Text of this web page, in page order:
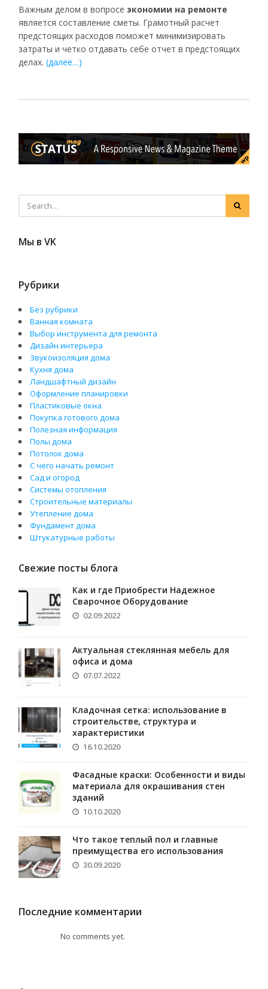
Важным делом в вопросе экономии на ремонте
является составление сметы. Грамотный расчет
предстоящих расходов поможет минимизировать
затраты и четко отдавать себе отчет в предстоящих
делах.(далее…)
Мы в VK
Рубрики
Без рубрики
Ванная комната
Выбор инструмента для ремонта
Дизайн интерьера
Звукоизоляция дома
Кухня дома
Ландшафтный дизайн
Оформление планировки
Пластиковые окна
Покупка готового дома
Полезная информация
Полы дома
Потолок дома
С чего начать ремонт
Сад и огород
Системы отопления
Строительные материалы
Утепление дома
Фундамент дома
Штукатурные работы
Свежие посты блога
Как и где Приобрести Надежное
Сварочное Оборудование
02.09.2022
Актуальная стеклянная мебель для
офиса и дома
07.07.2022
Кладочная сетка: использование в
строительстве, структура и
характеристики
16.10.2020
Фасадные краски: Особенности и виды
материала для окрашивания стен
зданий
10.10.2020
Что такое теплый пол и главные
преимущества его использования
30.09.2020
Последние комментарии
No comments yet.